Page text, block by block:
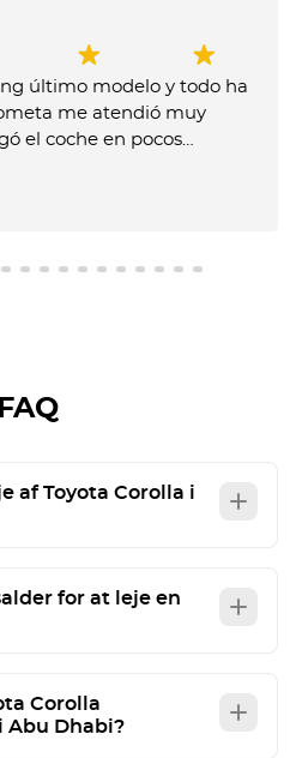
último modelo y todo ha
me atendió muy
el coche en pocos
cobrar un extra, pero
en perfecto estado.
FAQ
af Toyota Corolla i
for at leje en
Corolla
Dhabi?